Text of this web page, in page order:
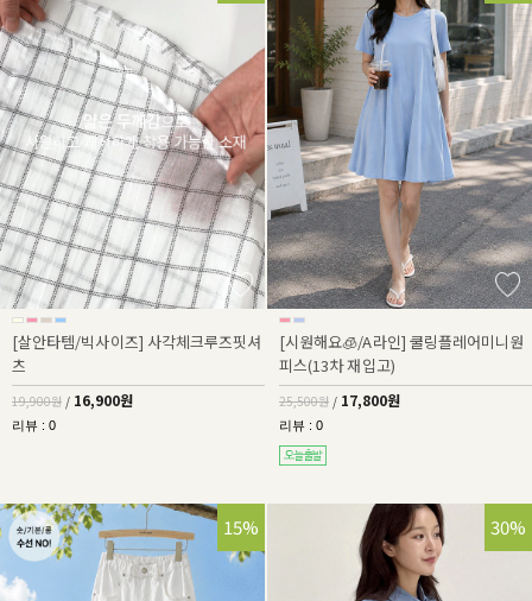
[살안타템/빅사이즈] 사각체크루즈핏셔
츠
19,900원 / 16,900원
리뷰 : 0
[시원해요🧊/A라인] 쿨링플레어미니원
피스(13차 재입고)
25,500원 / 17,800원
리뷰 : 0
32%
15% 36%
30%